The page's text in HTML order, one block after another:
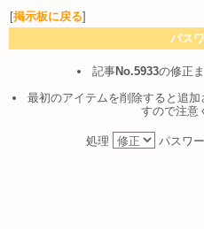
[掲示板に戻る]
パス
記事No.5933の修正
最初のアイテムを削除すると追
すので注意
処理 パスワ